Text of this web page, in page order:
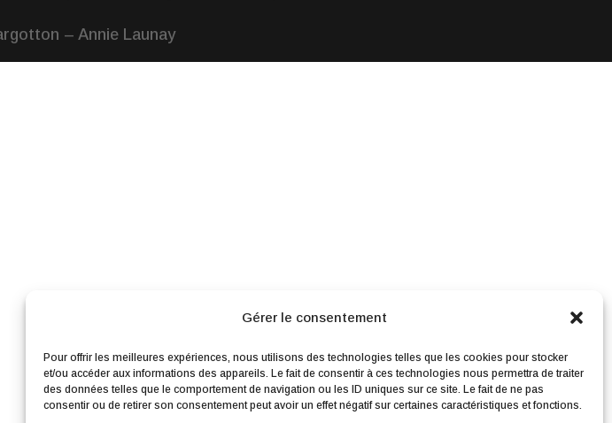
Gérer le consentement
Pour offrir les meilleures expériences, nous utilisons des technologies telles que les cookies pour stocker
et/ou accéder aux informations des appareils. Le fait de consentir à ces technologies nous permettra de traiter
des données telles que le comportement de navigation ou les ID uniques sur ce site. Le fait de ne pas
consentir ou de retirer son consentement peut avoir un effet négatif sur certaines caractéristiques et fonctions.
– Annie Launay